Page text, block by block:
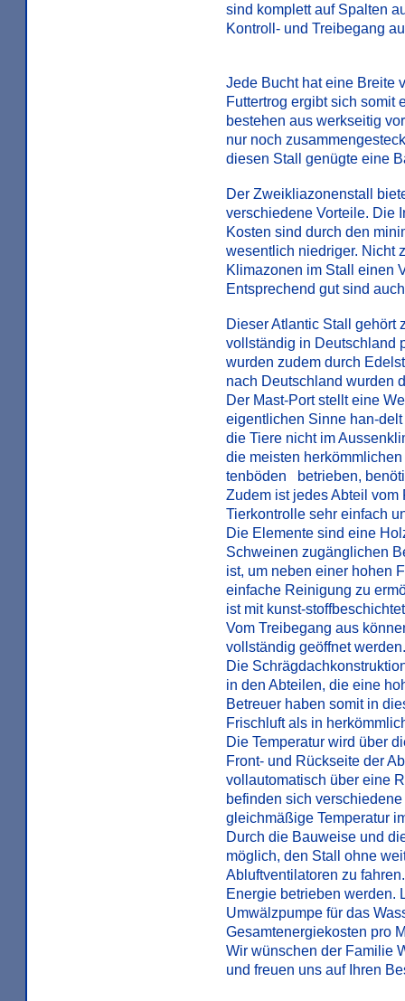
sind komplett auf Spalten
Kontroll- und Treibegang
Jede Bucht hat eine Breite
Futtertrog ergibt sich somit
bestehen aus werkseitig
nur noch
diesen Stall genügte eine
Der Zweikliazonenstall
verschiedene Vorteile. Die
Kosten sind durch den
wesentlich niedriger. Nicht
Klimazonen im Stall einen
Entsprechend gut sind
Dieser Atlantic Stall gehört
vollständig in Deutschland
wurden zudem durch
nach Deutschland wurden
Der Mast-Port stellt eine
eigentlichen Sinne han-
die Tiere nicht im
die meisten
tenböden betrieben,
Zudem ist jedes Abteil
Tierkontrolle sehr einfach
Die Elemente sind eine
Schweinen zugänglichen
ist, um neben einer hohen
einfache Reinigung zu
ist mit kunst-
Vom Treibegang aus
vollständig geöffnet werden.
Die
in den Abteilen, die eine
Betreuer haben somit in
Frischluft als in
Die Temperatur wird über
Front- und Rückseite der
vollautomatisch über eine
befinden sich
gleichmäßige Temperatur
Durch die Bauweise und
möglich, den Stall ohne
Abluftventilatoren zu
Energie betrieben werden.
Umwälzpumpe für das
Gesamtenergiekosten pro
Wir wünschen der Familie
und freuen uns auf Ihren